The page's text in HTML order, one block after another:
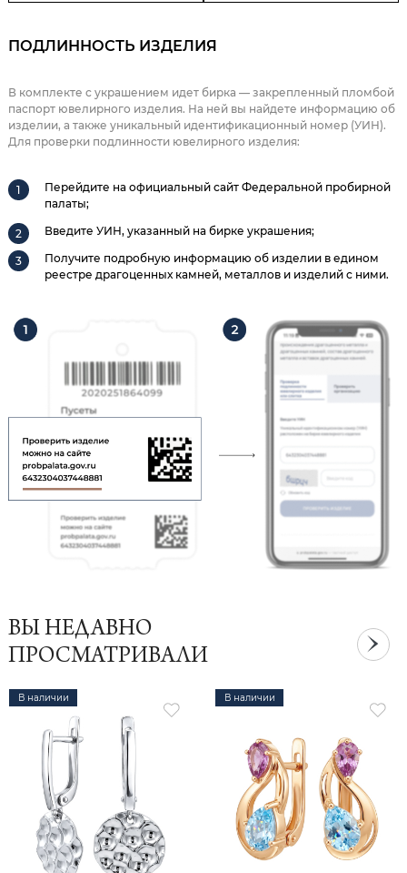
ПОДЛИННОСТЬ ИЗДЕЛИЯ
В комплекте с украшением идет бирка — закрепленный пломбой
паспорт ювелирного изделия. На ней вы найдете информацию об
изделии, а также уникальный идентификационный номер (УИН).
Для проверки подлинности ювелирного изделия:
Перейдите на официальный сайт Федеральной пробирной
палаты;
Введите УИН, указанный на бирке украшения;
Получите подробную информацию об изделии в едином
реестре драгоценных камней, металлов и изделий с ними.
ВЫ НЕДАВНО
ПРОСМАТРИВАЛИ
В наличии В наличии